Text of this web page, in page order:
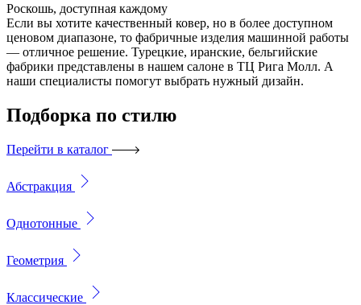
Роскошь, доступная каждому
Если вы хотите качественный ковер, но в более доступном
ценовом диапазоне, то фабричные изделия машинной работы
— отличное решение. Турецкие, иранские, бельгийские
фабрики представлены в нашем салоне в ТЦ Рига Молл. А
наши специалисты помогут выбрать нужный дизайн.
Подборка по стилю
Перейти в каталог
Абстракция
Однотонные
Геометрия
Классические